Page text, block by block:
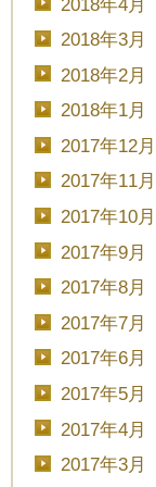
2018年3月
2018年2月
2018年1月
2017年12月
2017年11月
2017年10月
2017年9月
2017年8月
2017年7月
2017年6月
2017年5月
2017年4月
2017年3月